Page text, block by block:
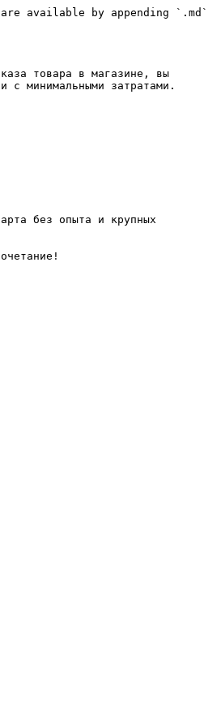
available by appending `.md`
товара в магазине, вы
с минимальными затратами.
без опыта и крупных